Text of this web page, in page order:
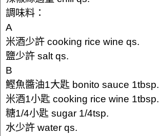
調味料：
A
米酒少許 cooking rice wine qs.
鹽少許 salt qs.
B
鰹魚醬油1大匙 bonito sauce 1tbsp.
米酒1小匙 cooking rice wine 1tbsp.
糖1/4小匙 sugar 1/4tsp.
水少許 water qs.